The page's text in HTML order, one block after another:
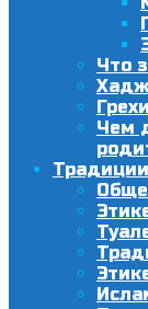
Что
Хадж
Чем